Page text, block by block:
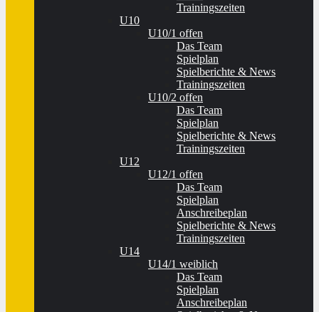
Trainingszeiten
U10
U10/1 offen
Das Team
Spielplan
Spielberichte & News
Trainingszeiten
U10/2 offen
Das Team
Spielplan
Spielberichte & News
Trainingszeiten
U12
U12/1 offen
Das Team
Spielplan
Anschreibeplan
Spielberichte & News
Trainingszeiten
U14
U14/1 weiblich
Das Team
Spielplan
Anschreibeplan